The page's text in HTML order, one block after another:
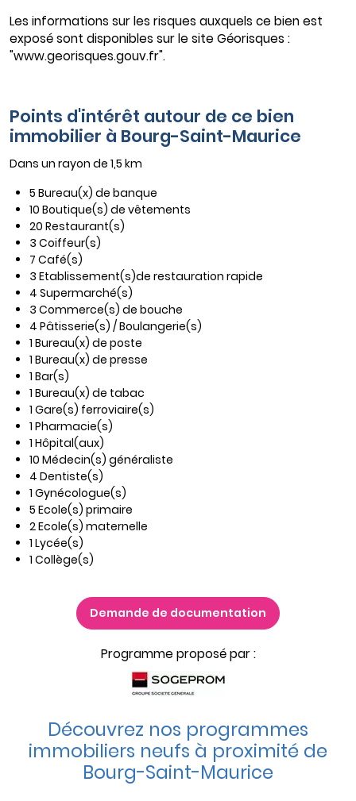
Les informations sur les risques auxquels ce bien est
exposé sont disponibles sur le site Géorisques :
"www.georisques.gouv.fr".
Points d'intérêt autour de ce bien
immobilier à Bourg-Saint-Maurice
Dans un rayon de 1,5 km
5 Bureau(x) de banque
10 Boutique(s) de vêtements
20 Restaurant(s)
3 Coiffeur(s)
7 Café(s)
3 Etablissement(s)de restauration rapide
4 Supermarché(s)
3 Commerce(s) de bouche
4 Pâtisserie(s) / Boulangerie(s)
1 Bureau(x) de poste
1 Bureau(x) de presse
1 Bar(s)
1 Bureau(x) de tabac
1 Gare(s) ferroviaire(s)
1 Pharmacie(s)
1 Hôpital(aux)
10 Médecin(s) généraliste
4 Dentiste(s)
1 Gynécologue(s)
5 Ecole(s) primaire
2 Ecole(s) maternelle
1 Lycée(s)
1 Collège(s)
Demande de documentation
Programme proposé par :
Découvrez nos programmes
immobiliers neufs à proximité de
Bourg-Saint-Maurice